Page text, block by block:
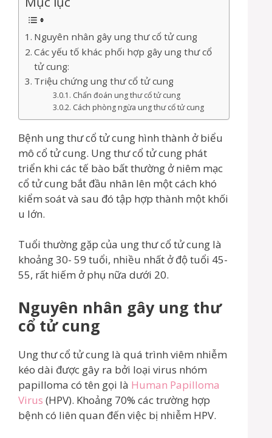
Nguyên nhân gây ung thư cổ tử cung
Các yếu tố khác phối hợp gây ung thư cổ
tử cung:
Triệu chứng ung thư cổ tử cung
Chẩn đoán ung thư cổ tử cung
Cách phòng ngừa ung thư cổ tử cung
Bệnh ung thư cổ tử cung hình thành ở biểu
mô cổ tử cung. Ung thư cổ tử cung phát
triển khi các tế bào bất thường ở niêm mạc
cổ tử cung bắt đầu nhân lên một cách khó
kiểm soát và sau đó tập hợp thành một khối
u lớn.
Tuổi thường gặp của ung thư cổ tử cung là
khoảng 30- 59 tuổi, nhiều nhất ở độ tuổi 45-
55, rất hiếm ở phụ nữa dưới 20.
Nguyên nhân gây ung thư
cổ tử cung
Ung thư cổ tử cung là quá trình viêm nhiễm
kéo dài được gây ra bởi loại virus nhóm
papilloma có tên gọi là Human Papilloma
Virus (HPV). Khoảng 70% các trường hợp
bệnh có liên quan đến việc bị nhiễm HPV.